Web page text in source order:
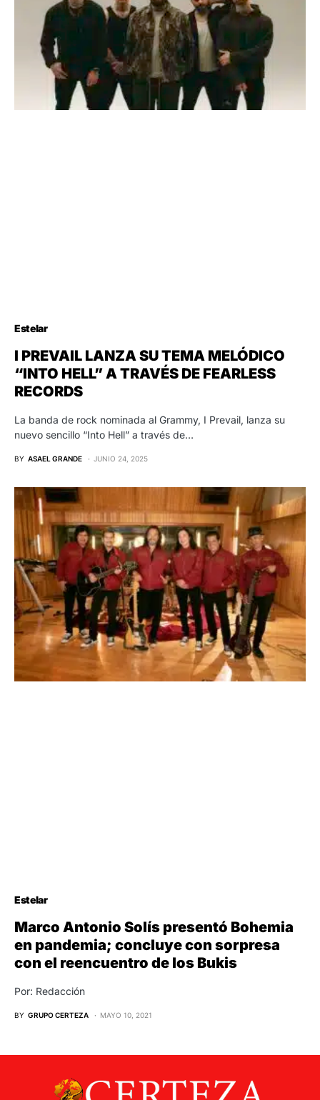
Estelar
I PREVAIL LANZA SU TEMA MELÓDICO
“INTO HELL” A TRAVÉS DE FEARLESS
RECORDS
La banda de rock nominada al Grammy, I Prevail, lanza su
nuevo sencillo “Into Hell” a través de…
BY ASAEL GRANDE JUNIO 24, 2025
Estelar
Marco Antonio Solís presentó Bohemia
en pandemia; concluye con sorpresa
con el reencuentro de los Bukis
Por: Redacción
BY GRUPO CERTEZA MAYO 10, 2021